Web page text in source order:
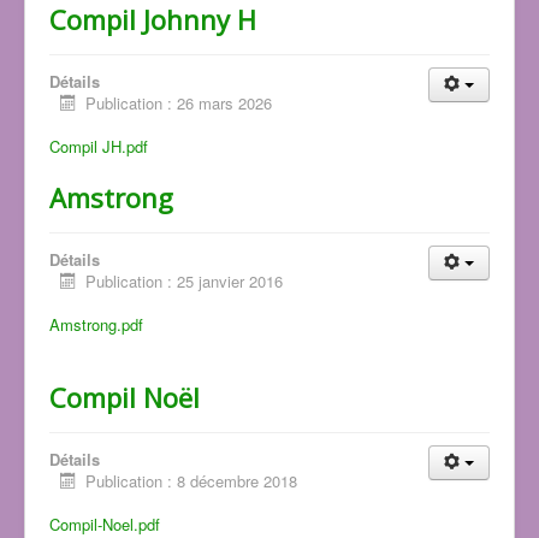
Compil Johnny H
Détails
Publication : 26 mars 2026
Compil JH.pdf
Amstrong
Détails
Publication : 25 janvier 2016
Amstrong.pdf
Compil Noël
Détails
Publication : 8 décembre 2018
Compil-Noel.pdf